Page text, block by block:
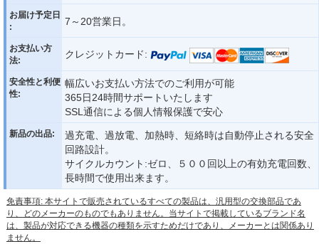
お届け予定日
:
7～20営業日。
お支払い方
法:
クレジットカード:
安全性と利便
性:
幅広いお支払い方法でのご利用が可能
365日24時間サポートいたします
SSL通信による個人情報保護で安心
新品の出品:
過充電、過放電、加熱時、短絡時は自動停止される安全
回路設計。
サイクルカウント:ゼロ、５００回以上の有効充電回数、
長時間で使用出来ます。
免責事項: 本サイトで販売されているすべての製品は、汎用型の交換部品であ
り、どのメーカーのものでもありません。当サイトで掲載しているブランド名
は、製品が対応できる機器の種類を示すためだけであり、メーカーとは関係あり
ません。